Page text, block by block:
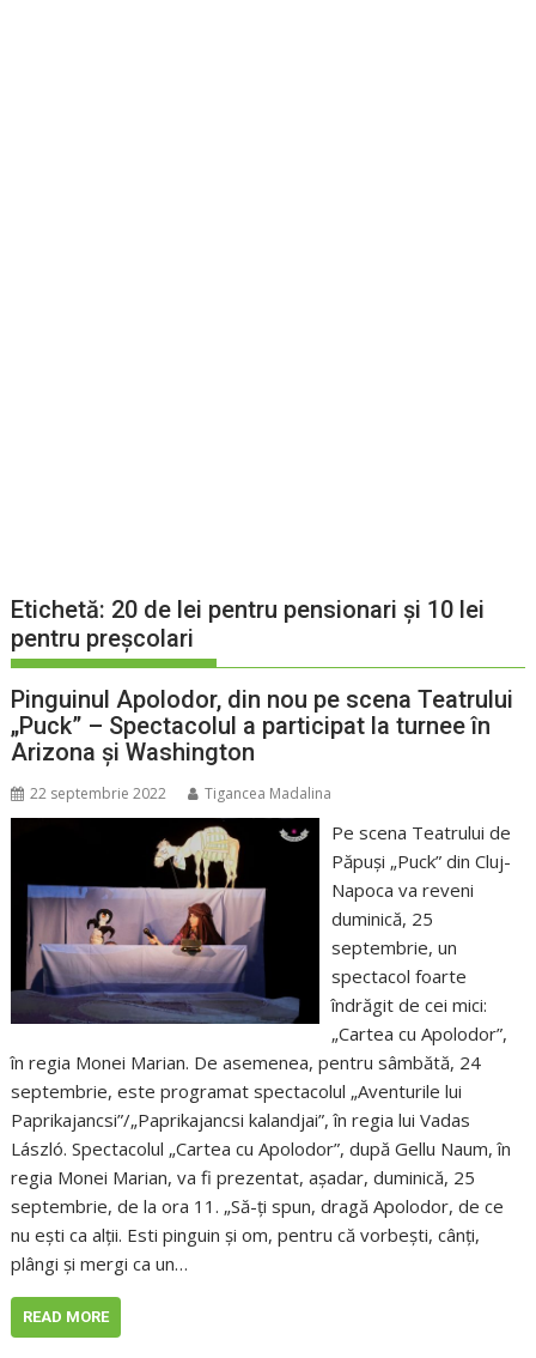
Etichetă: 20 de lei pentru pensionari și 10 lei
pentru preșcolari
Pinguinul Apolodor, din nou pe scena Teatrului
„Puck” – Spectacolul a participat la turnee în
Arizona și Washington
22 septembrie 2022 Tigancea Madalina
Pe scena Teatrului de
Păpuși „Puck” din Cluj-
Napoca va reveni
duminică, 25
septembrie, un
spectacol foarte
îndrăgit de cei mici:
„Cartea cu Apolodor”,
în regia Monei Marian. De asemenea, pentru sâmbătă, 24
septembrie, este programat spectacolul „Aventurile lui
Paprikajancsi”/„Paprikajancsi kalandjai”, în regia lui Vadas
László. Spectacolul „Cartea cu Apolodor”, după Gellu Naum, în
regia Monei Marian, va fi prezentat, așadar, duminică, 25
septembrie, de la ora 11. „Să-ţi spun, dragă Apolodor, de ce
nu eşti ca alţii. Esti pinguin şi om, pentru că vorbeşti, cânţi,
plângi şi mergi ca un…
READ MORE